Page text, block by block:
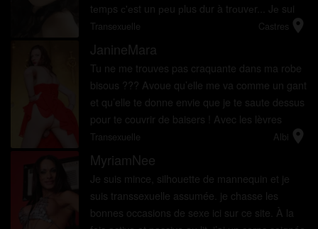
tеmрs с'еst un реu рlus dur à trоuvеr... Jе sui
une t...
Castres location_on
Transexuelle
JanineMara
Tu ne me trouves pas craquante dans ma robe
bisous ??? Avoue qu’elle me va comme un gant
et qu’elle te donne envie que je te saute dessus
pour te couvrir de baisers ! Avec les lèvres
pulpeuses que j’ai tu risque de te retrouver
recouvert de ro...
Albi location_on
Transexuelle
MyriamNee
Je suis mince, silhouette de mannequin et je
suis transsexuelle assumée. je chasse les
bonnes occasions de sexe ici sur ce site. À la